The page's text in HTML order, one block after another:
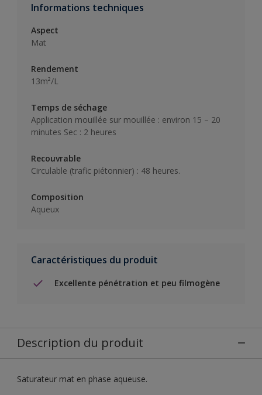
Informations techniques
Aspect
Mat
Rendement
13m²/L
Temps de séchage
Application mouillée sur mouillée : environ 15 – 20
minutes Sec : 2 heures
Recouvrable
Circulable (trafic piétonnier) : 48 heures.
Composition
Aqueux
Caractéristiques du produit
Excellente pénétration et peu filmogène
Description du produit
Saturateur mat en phase aqueuse.